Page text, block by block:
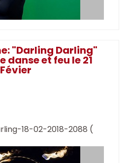
"Darling Darling"
danse et feu le 21
Févier
18-02-2018-2088 (